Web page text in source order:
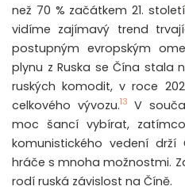
než 70 % začátkem 21.
vidíme zajímavý trend
postupným evropským
plynu z Ruska se Čína stala
ruských komodit, v roce
celkového vývozu.13 V
moc šancí vybírat,
komunistického vedení
hráče s mnoha možnostmi.
rodí ruská závislost na Číně.